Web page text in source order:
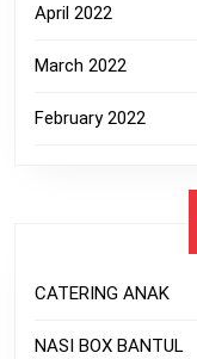
April 2022
March 2022
February 2022
CATERING ANAK
NASI BOX BANTUL